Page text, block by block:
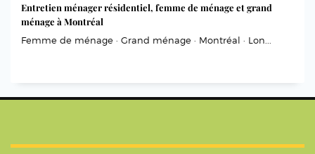
Entretien ménager résidentiel, femme de ménage et grand
ménage à Montréal
Femme de ménage · Grand ménage · Montréal · Lon...